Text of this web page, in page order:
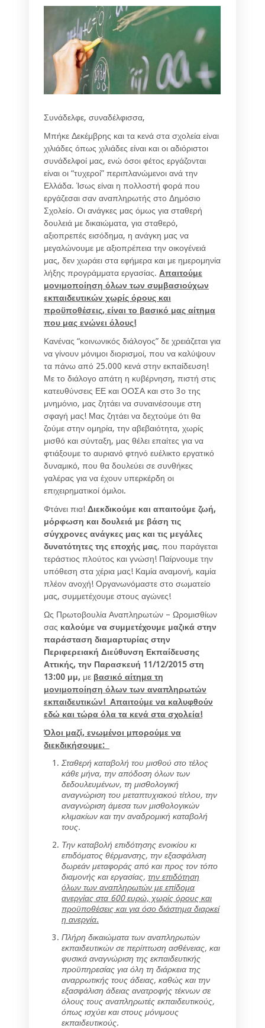
Συνάδελφε, συναδέλφισσα,
Μπήκε Δεκέμβρης και τα κενά στα σχολεία είναι
χιλιάδες όπως χιλιάδες είναι και οι αδιόριστοι
συνάδελφοί μας, ενώ όσοι φέτος εργάζονται
είναι οι “τυχεροί” περιπλανώμενοι ανά την
Ελλάδα. Ίσως είναι η πολλοστή φορά που
εργάζεσαι σαν αναπληρωτής στο Δημόσιο
Σχολείο. Οι ανάγκες μας όμως για σταθερή
δουλειά με δικαιώματα, για σταθερό,
αξιοπρεπές εισόδημα, η ανάγκη μας να
μεγαλώνουμε με αξιοπρέπεια την οικογένειά
μας, δεν χωράει στα εφήμερα και με ημερομηνία
λήξης προγράμματα εργασίας. Απαιτούμε
μονιμοποίηση όλων των συμβασιούχων
εκπαιδευτικών χωρίς όρους και
προϋποθέσεις, είναι το βασικό μας αίτημα
που μας ενώνει όλους!
Κανένας “κοινωνικός διάλογος” δε χρειάζεται για
να γίνουν μόνιμοι διορισμοί, που να καλύψουν
τα πάνω από 25.000 κενά στην εκπαίδευση!
Με το διάλογο απάτη η κυβέρνηση, πιστή στις
κατευθύνσεις ΕΕ και ΟΟΣΑ και στο 3ο της
μνημόνιο, μας ζητάει να συναινέσουμε στη
σφαγή μας! Μας ζητάει να δεχτούμε ότι θα
ζούμε στην ομηρία, την αβεβαιότητα, χωρίς
μισθό και σύνταξη, μας θέλει επαίτες για να
φτιάξουμε το αυριανό φτηνό ευέλικτο εργατικό
δυναμικό, που θα δουλεύει σε συνθήκες
γαλέρας για να έχουν υπερκέρδη οι
επιχειρηματικοί όμιλοι.
Φτάνει πια! Διεκδικούμε και απαιτούμε ζωή,
μόρφωση και δουλειά με βάση τις
σύγχρονες ανάγκες μας και τις μεγάλες
δυνατότητες της εποχής μας, που παράγεται
τεράστιος πλούτος και γνώση! Παίρνουμε την
υπόθεση στα χέρια μας! Καμία αναμονή, καμία
πλέον ανοχή! Οργανωνόμαστε στο σωματείο
μας, συμμετέχουμε στους αγώνες!
Ως Πρωτοβουλία Αναπληρωτών – Ωρομισθίων
σας καλούμε να συμμετέχουμε μαζικά στην
παράσταση διαμαρτυρίας στην
Περιφερειακή Διεύθυνση Εκπαίδευσης
Αττικής, την Παρασκευή 11/12/2015 στη
13:00 μμ, με βασικό αίτημα τη
μονιμοποίηση όλων των αναπληρωτών
εκπαιδευτικών! Απαιτούμε να καλυφθούν
εδώ και τώρα όλα τα κενά στα σχολεία!
Όλοι μαζί, ενωμένοι μπορούμε να
διεκδικήσουμε:
Σταθερή καταβολή του μισθού στο τέλος
κάθε μήνα, την απόδοση όλων των
δεδουλευμένων, τη μισθολογική
αναγνώριση του μεταπτυχιακού τίτλου, την
αναγνώριση άμεσα των μισθολογικών
κλιμακίων και την αναδρομική καταβολή
τους.
Την καταβολή επιδότησης ενοικίου κι
επιδόματος θέρμανσης, την εξασφάλιση
δωρεάν μεταφοράς από και προς τον τόπο
διαμονής και εργασίας, την επιδότηση
όλων των αναπληρωτών με επίδομα
ανεργίας στα 600 ευρώ, χωρίς όρους και
προϋποθέσεις και για όσο διάστημα διαρκεί
η ανεργία.
Πλήρη δικαιώματα των αναπληρωτών
εκπαιδευτικών σε περίπτωση ασθένειας, και
φυσικά αναγνώριση της εκπαιδευτικής
προϋπηρεσίας για όλη τη διάρκεια της
αναρρωτικής τους άδειας, καθώς και την
εξασφάλιση άδειας ανατροφής τέκνων σε
όλους τους αναπληρωτές εκπαιδευτικούς,
όπως ισχύει και στους μόνιμους
εκπαιδευτικούς.